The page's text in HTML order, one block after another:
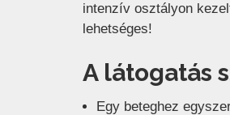
intenzív osztályon
lehetséges!
A látogatás
Egy beteghez